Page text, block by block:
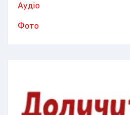
Аудіо
Фото